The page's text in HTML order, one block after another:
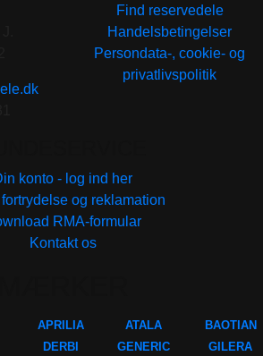
Find reservedele
Handelsbetingelser
Persondata-, cookie- og
privatlivspolitik
konto - log ind her
fortrydelse og reklamation
RMA-formular
Kontakt os
APRILIA
DERBI
ATALA
GENERIC
BAOTIAN
GILERA